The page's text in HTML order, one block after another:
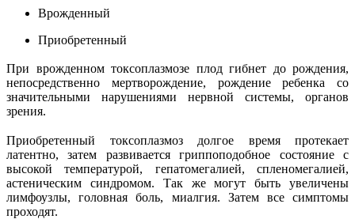
Врожденный
Приобретенный
При врожденном токсоплазмозе плод гибнет до рождения,
непосредственно мертворождение, рождение ребенка со
значительными нарушениями нервной системы, органов
зрения.
Приобретенный токсоплазмоз долгое время протекает
латентно, затем развивается гриппоподобное состояние с
высокой температурой, гепатомегалией, спленомегалией,
астеническим синдромом. Так же могут быть увеличены
лимфоузлы, головная боль, миалгия. Затем все симптомы
проходят.